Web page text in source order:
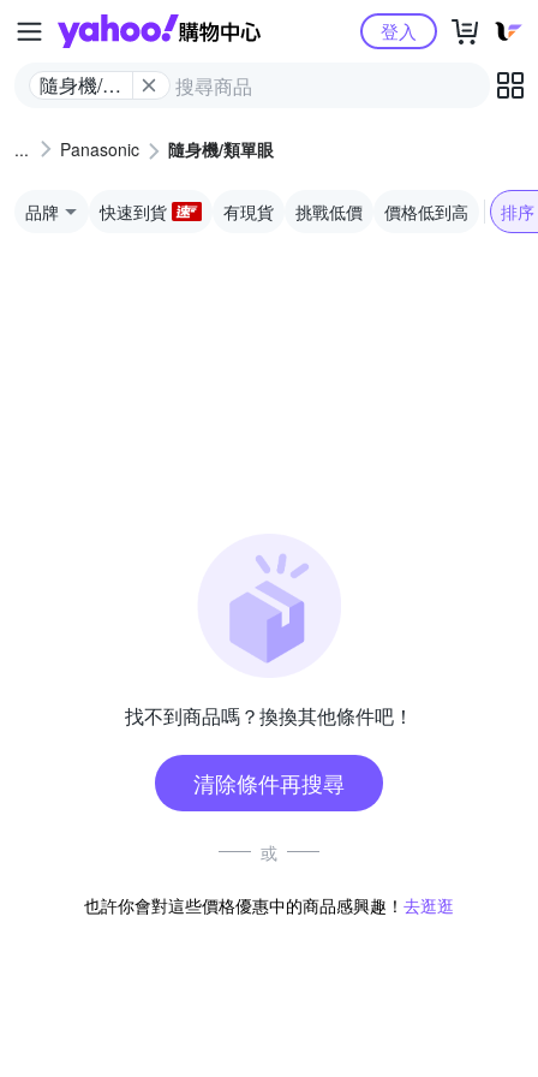
Yahoo購物中心
隨身機/類
登入
Panasonic 隨身機/類單眼
品牌 快速到貨 有現貨 挑戰低價 價格低到高 排序
找不到商品嗎？換換其他條件吧！
清除條件再搜尋
或
也許你會對這些價格優惠中的商品感興趣！ 去逛逛